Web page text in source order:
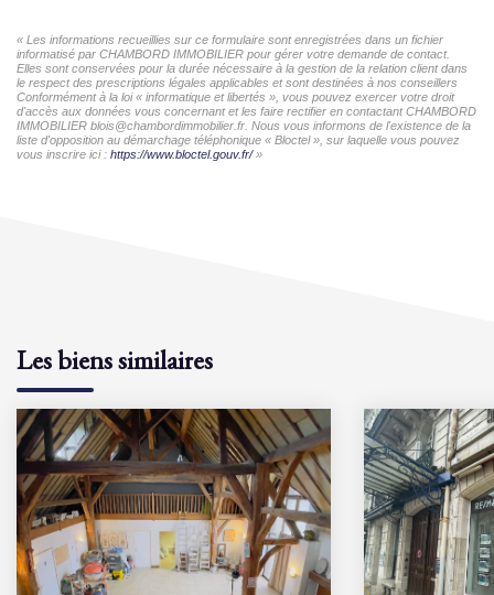
« Les informations recueillies sur ce formulaire sont enregistrées dans un fichier
informatisé par CHAMBORD IMMOBILIER pour gérer votre demande de contact.
Elles sont conservées pour la durée nécessaire à la gestion de la relation client dans
le respect des prescriptions légales applicables et sont destinées à nos conseillers
Conformément à la loi « informatique et libertés », vous pouvez exercer votre droit
d'accès aux données vous concernant et les faire rectifier en contactant CHAMBORD
IMMOBILIER blois@chambordimmobilier.fr. Nous vous informons de l'existence de la
liste d'opposition au démarchage téléphonique « Bloctel », sur laquelle vous pouvez
vous inscrire ici : https://www.bloctel.gouv.fr/»
Les biens similaires